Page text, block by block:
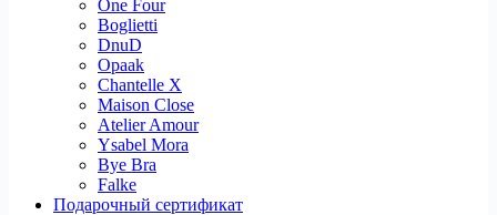
One Four
Boglietti
DnuD
Opaak
Chantelle X
Maison Close
Atelier Amour
Ysabel Mora
Bye Bra
Falke
Подарочный сертификат